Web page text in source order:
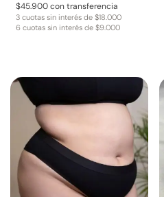
$45.900con transferencia
3 cuotas sin interés de $18.000
6 cuotas sin interés de $9.000